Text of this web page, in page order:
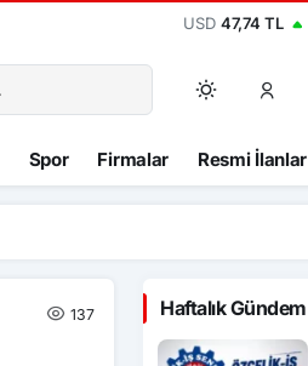
USD 47,74 TL
Spor Firmalar Resmi İlanlar
137 Haftalık Gündem